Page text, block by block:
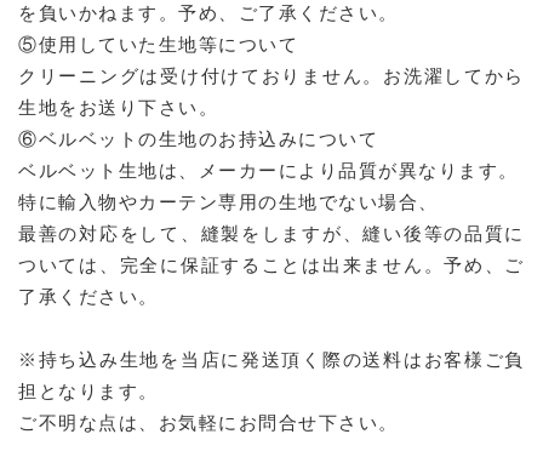
を負いかねます。予め、ご了承ください。
⑤使用していた生地等について
クリーニングは受け付けておりません。お洗濯してから
生地をお送り下さい。
⑥ベルベットの生地のお持込みについて
ベルベット生地は、メーカーにより品質が異なります。
特に輸入物やカーテン専用の生地でない場合、
最善の対応をして、縫製をしますが、縫い後等の品質に
ついては、完全に保証することは出来ません。予め、ご
了承ください。
※持ち込み生地を当店に発送頂く際の送料はお客様ご負
担となります。
ご不明な点は、お気軽にお問合せ下さい。